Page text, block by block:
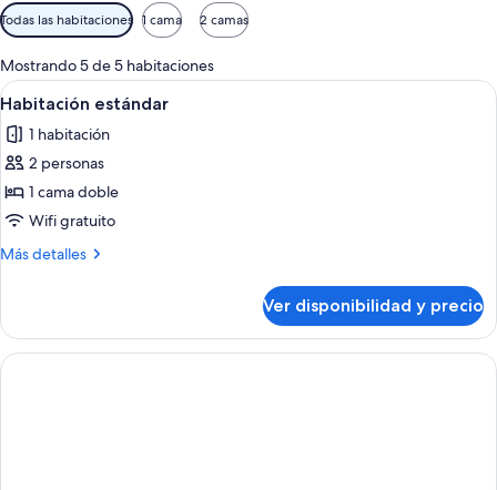
Filtros
disponibles
para
las
habitaciones
Todas las habitaciones 1 cama 2 camas
Mostrando 5 de 5 habitaciones
Ver
todas
las
fotos
de
Habitación
estándar
5
Habitación estándar
1 habitación
2 personas
1 cama doble
Wifi gratuito
Más detalles
Más
estándar
Ver disponibilidad y precio